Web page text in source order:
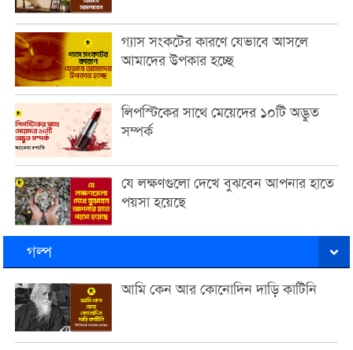
গ্যাস সংকটের কারণে যেভাবে আসলে
আমাদের উপকার হচ্ছে
লিপস্টিকের সাথে মেয়েদের ১০টি অদ্ভুত
সম্পর্ক
যে লক্ষণগুলো দেখে বুঝবেন আপনার হাতে
পয়সা হয়েছে
গল্প
আমি কেন আর কোনোদিন দাড়ি কাটিনি